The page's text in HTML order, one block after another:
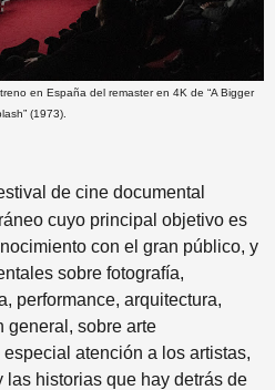
en España del remaster en 4K de “A Bigger
(1973).
de cine documental
cuyo principal objetivo es
con el gran público, y
sobre fotografía,
performance, arquitectura,
general, sobre arte
atención a los artistas,
historias que hay detrás de